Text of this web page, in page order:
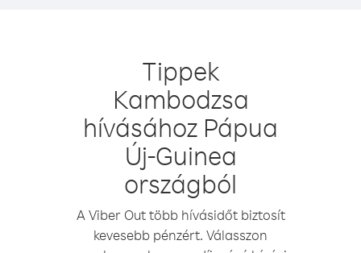
Tippek
Kambodzsa
hívásához Pápua
Új-Guinea
országból
A Viber Out több hívásidőt biztosít
kevesebb pénzért. Válasszon